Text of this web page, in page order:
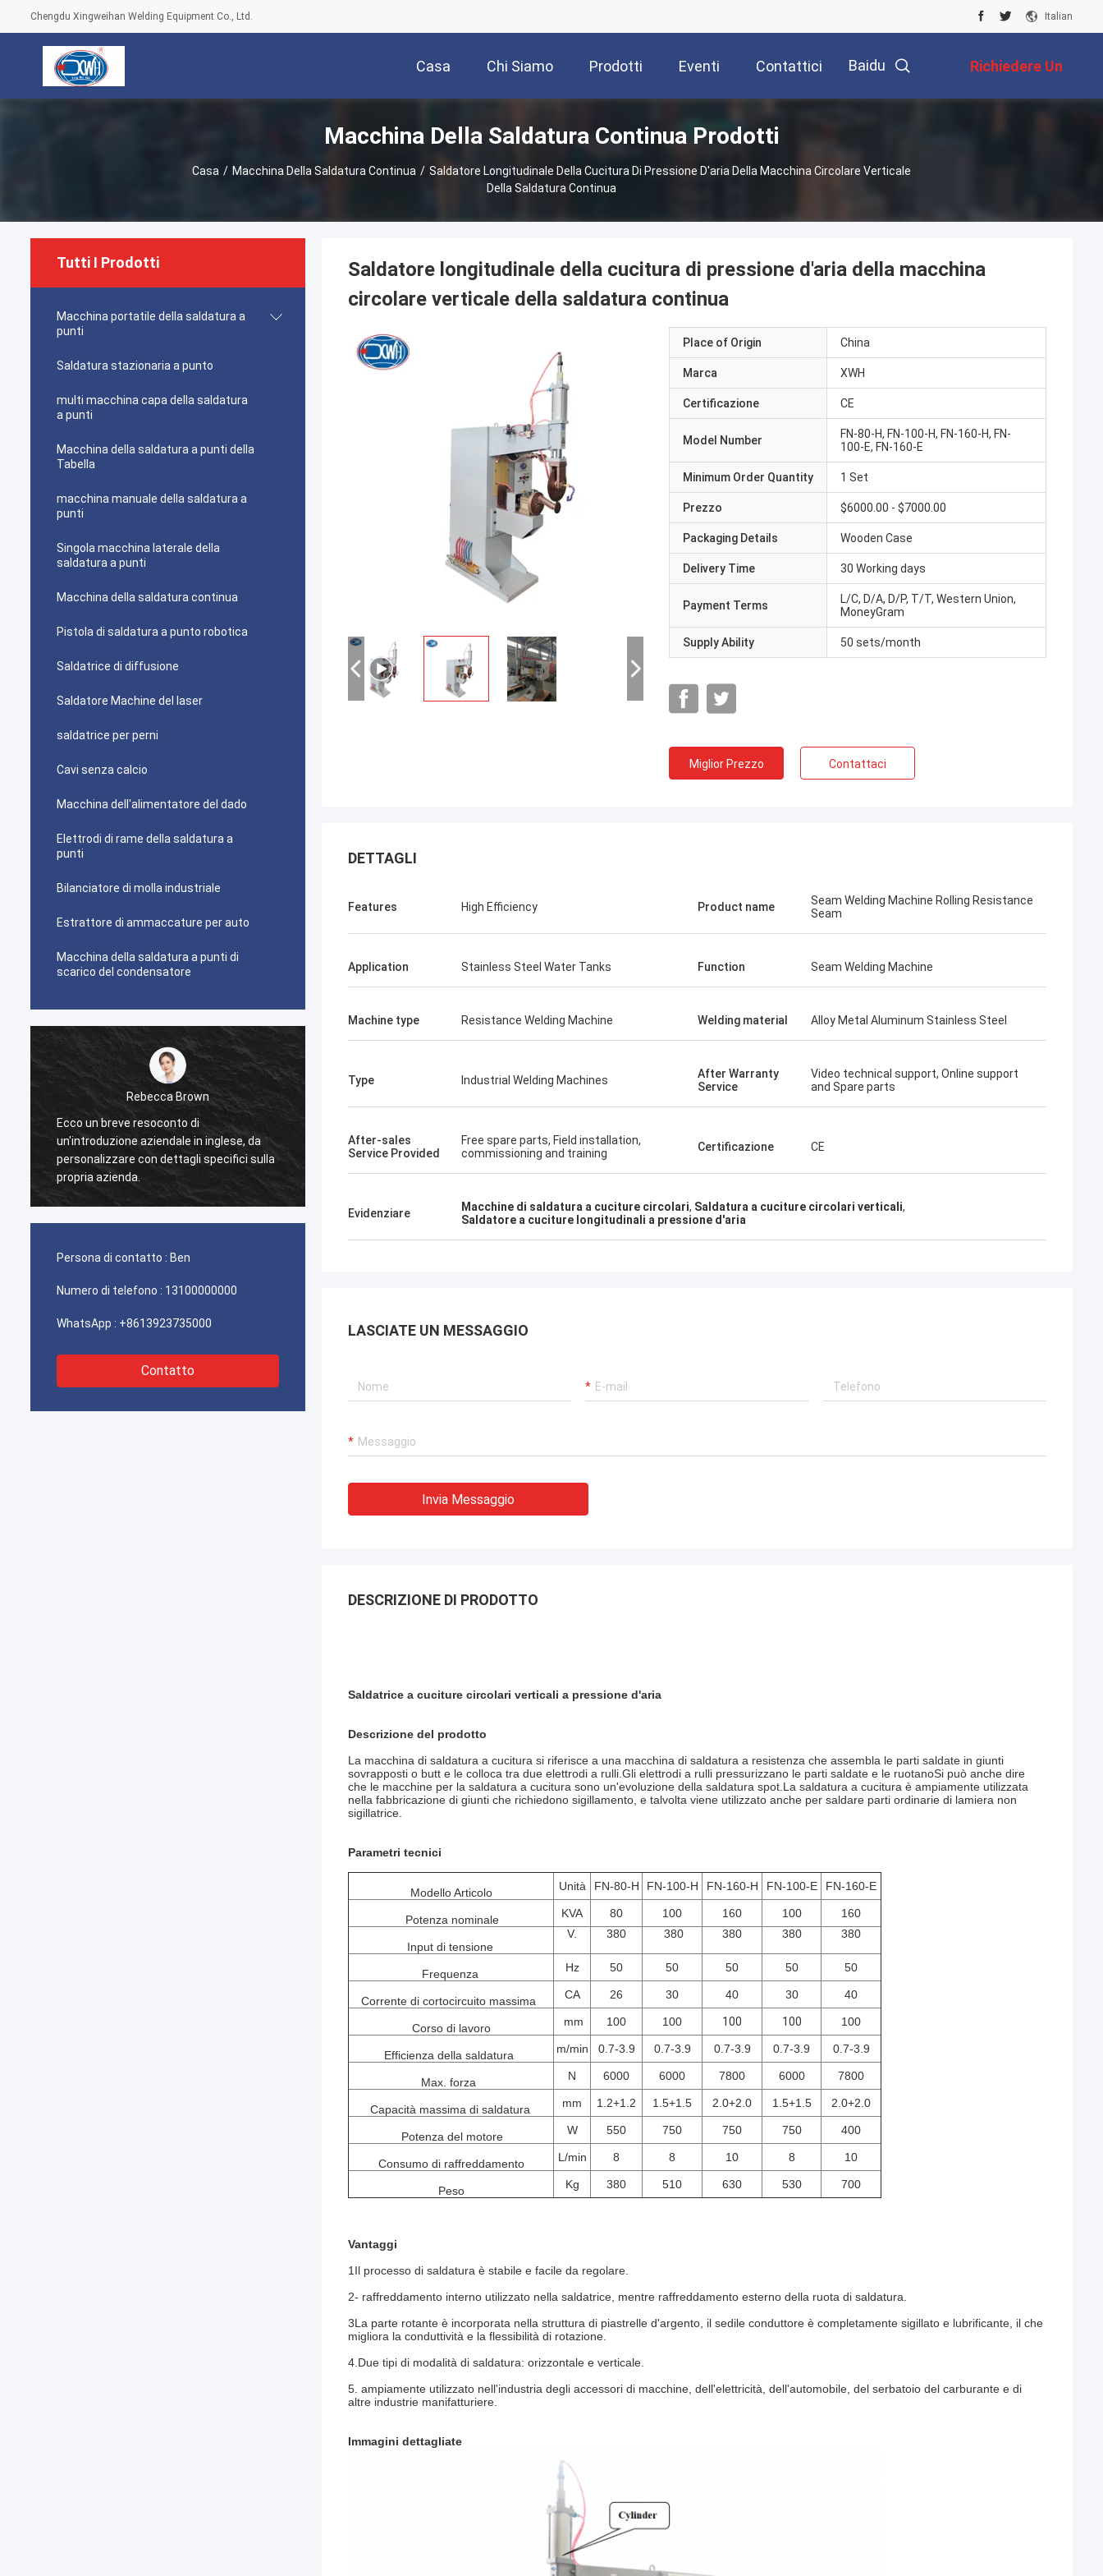
Chengdu Xingweihan Welding Equipment Co., Ltd. Italian
Casa Chi Siamo Prodotti Eventi Contattici Baidu Richiedere Un
Preventivo
Macchina Della Saldatura Continua Prodotti
Casa / Macchina Della Saldatura Continua / Saldatore Longitudinale Della Cucitura Di Pressione D'aria Della Macchina Circolare Verticale
Della Saldatura Continua
Tutti I Prodotti
Macchina portatile della saldatura a
punti
Saldatura stazionaria a punto
multi macchina capa della saldatura
a punti
Macchina della saldatura a punti della
Tabella
macchina manuale della saldatura a
punti
Singola macchina laterale della
saldatura a punti
Macchina della saldatura continua
Pistola di saldatura a punto robotica
Saldatrice di diffusione
Saldatore Machine del laser
saldatrice per perni
Cavi senza calcio
Macchina dell'alimentatore del dado
Elettrodi di rame della saldatura a
punti
Bilanciatore di molla industriale
Estrattore di ammaccature per auto
Macchina della saldatura a punti di
scarico del condensatore
Rebecca Brown
Ecco un breve resoconto di
un'introduzione aziendale in inglese, da
personalizzare con dettagli specifici sulla
propria azienda.
da un amico. Dopo averlo acquistato, ho
scoperto che la qualità è davvero buona,
la superficie è liscia, non c'è caduta di
pena acquistarlo.
Kris Czurczak dalla Polonia
specifico o di ulteriori personalizzazioni,
Persona di contatto : Ben
Numero di telefono : 13100000000
WhatsApp : +8613923735000
Contatto
Saldatore longitudinale della cucitura di pressione d'aria della macchina
circolare verticale della saldatura continua
Place of Origin China
Marca XWH
Certificazione CE
Model Number
FN-80-H, FN-100-H, FN-160-H, FN-
100-E, FN-160-E
Minimum Order Quantity 1 Set
Prezzo $6000.00 - $7000.00
Packaging Details Wooden Case
Delivery Time 30 Working days
Payment Terms
L/C, D/A, D/P, T/T, Western Union,
MoneyGram
Supply Ability 50 sets/month
Miglior Prezzo Contattaci
DETTAGLI
Features High Efficiency Product name
Seam Welding Machine Rolling Resistance
Seam
Application Stainless Steel Water Tanks Function Seam Welding Machine
Machine type Resistance Welding Machine Welding material Alloy Metal Aluminum Stainless Steel
Type Industrial Welding Machines
After Warranty
Service
Video technical support, Online support
and Spare parts
After-sales
Service Provided
Free spare parts, Field installation,
commissioning and training
Certificazione CE
Evidenziare Macchine di saldatura a cuciture circolari, Saldatura a cuciture circolari verticali,
Saldatore a cuciture longitudinali a pressione d'aria
LASCIATE UN MESSAGGIO
Invia Messaggio
DESCRIZIONE DI PRODOTTO
Saldatrice a cuciture circolari verticali a pressione d'aria
Descrizione del prodotto
La macchina di saldatura a cucitura si riferisce a una macchina di saldatura a resistenza che assembla le parti saldate in giunti
sovrapposti o butt e le colloca tra due elettrodi a rulli.Gli elettrodi a rulli pressurizzano le parti saldate e le ruotanoSi può anche dire
che le macchine per la saldatura a cucitura sono un'evoluzione della saldatura spot.La saldatura a cucitura è ampiamente utilizzata
nella fabbricazione di giunti che richiedono sigillamento, e talvolta viene utilizzato anche per saldare parti ordinarie di lamiera non
sigillatrice.
Parametri tecnici
Modello Articolo Unità FN-80-H FN-100-H FN-160-H FN-100-E FN-160-E
Potenza nominale KVA 80 100 160 100 160
Input di tensione
V. 380 380 380 380 380
Frequenza Hz 50 50 50 50 50
Corrente di cortocircuito massima CA 26 30 40 30 40
Corso di lavoro mm 100 100 100 100 100
Efficienza della saldatura m/min 0.7-3.9 0.7-3.9 0.7-3.9 0.7-3.9 0.7-3.9
Max. forza N 6000 6000 7800 6000 7800
Capacità massima di saldatura mm 1.2+1.2 1.5+1.5 2.0+2.0 1.5+1.5 2.0+2.0
Potenza del motore W 550 750 750 750 400
Consumo di raffreddamento L/min 8 8 10 8 10
Peso Kg 380 510 630 530 700
Vantaggi
1Il processo di saldatura è stabile e facile da regolare.
2- raffreddamento interno utilizzato nella saldatrice, mentre raffreddamento esterno della ruota di saldatura.
3La parte rotante è incorporata nella struttura di piastrelle d'argento, il sedile conduttore è completamente sigillato e lubrificante, il che
migliora la conduttività e la flessibilità di rotazione.
4.Due tipi di modalità di saldatura: orizzontale e verticale.
5. ampiamente utilizzato nell'industria degli accessori di macchine, dell'elettricità, dell'automobile, del serbatoio del carburante e di
altre industrie manifatturiere.
Immagini dettagliate